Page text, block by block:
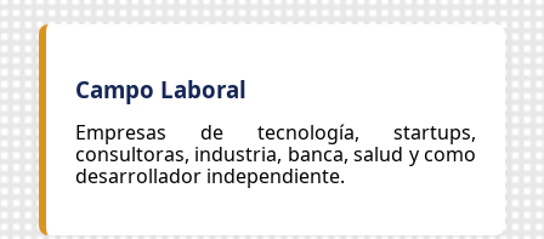
Campo Laboral
Empresas de tecnología, startups,
consultoras, industria, banca, salud y como
desarrollador independiente.